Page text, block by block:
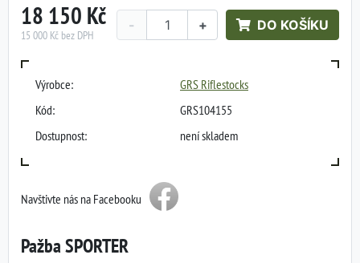
18 150 Kč
15 000 Kč bez DPH
+
- DO KOŠÍKU
Výrobce:
GRS Riflestocks
Kód:
GRS104155
Dostupnost:
není skladem
Navštivte nás na Facebooku
Pažba SPORTER